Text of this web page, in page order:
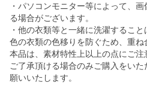
・パソコンモニター等によって、
る場合がございます。
・他の衣類等と一緒に洗濯するこ
色の衣類の色移りを防ぐため、重ね
本品は、素材特性上以上の点にご注
ご了承頂ける場合のみご購入をい
願いいたします。